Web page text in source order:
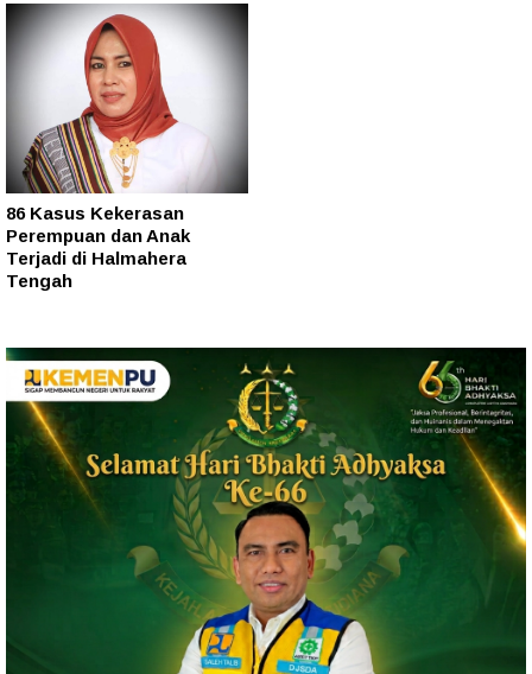
86 Kasus Kekerasan
Perempuan dan Anak
Terjadi di Halmahera
Tengah